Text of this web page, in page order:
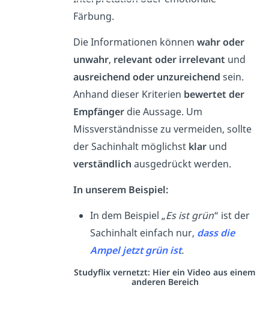
Färbung.
Die Informationen können wahr oder
unwahr, relevant oder irrelevant und
ausreichend oder unzureichend sein.
Anhand dieser Kriterien bewertet der
Empfängerdie Aussage. Um
Missverständnisse zu vermeiden, sollte
der Sachinhalt möglichst klarund
verständlich ausgedrückt werden.
In unserem Beispiel:
In dem Beispiel „Es ist grün“ ist der
Sachinhalt einfach nur, dass die
Ampel jetzt grün ist.
Studyflix vernetzt: Hier ein Video aus einem
anderen Bereich